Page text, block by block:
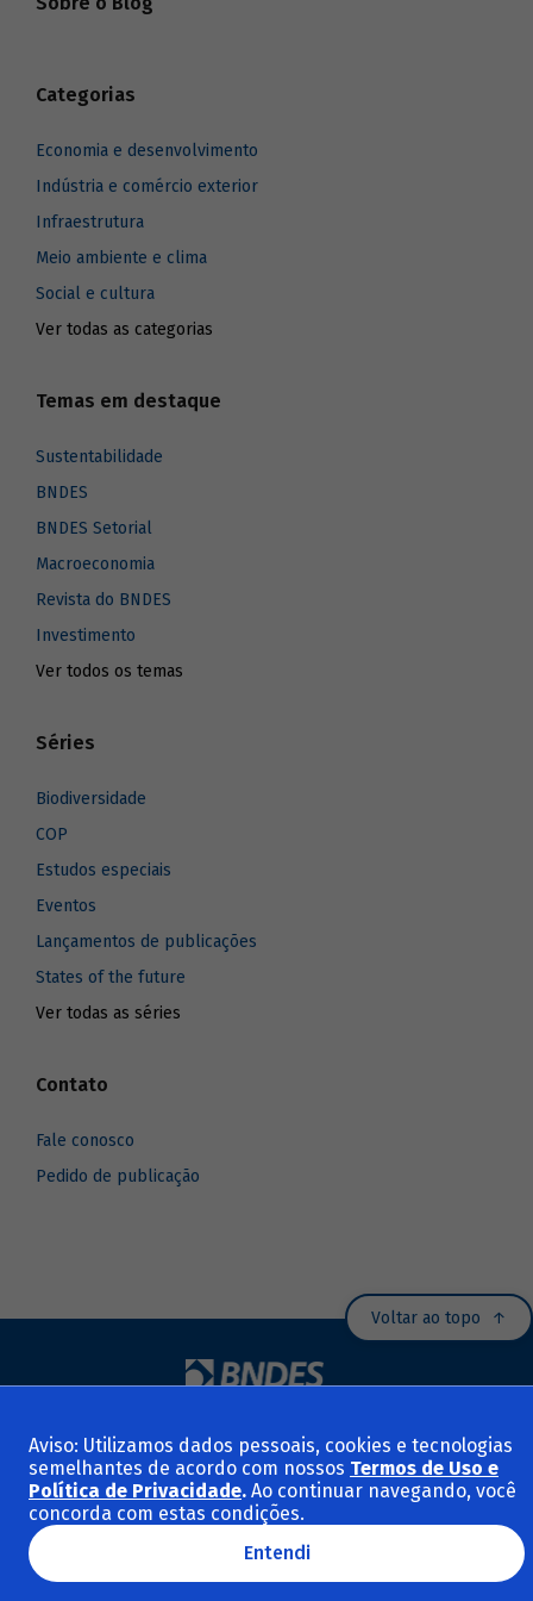
Categorias
Economia e desenvolvimento
Indústria e comércio exterior
Infraestrutura
Meio ambiente e clima
Social e cultura
Ver todas as categorias
Temas em destaque
Sustentabilidade
BNDES
BNDES Setorial
Macroeconomia
Revista do BNDES
Investimento
Ver todos os temas
Séries
Biodiversidade
COP
Estudos especiais
Eventos
Lançamentos de publicações
States of the future
Ver todas as séries
Contato
Fale conosco
Pedido de publicação
Voltar ao topo
Termos de Uso e Políticas
Aviso: Utilizamos dados pessoais, cookies e tecnologias
semelhantes de acordo com nossos Termos de Uso e
Política de Privacidade. Ao continuar navegando, você
concorda com estas condições.
Entendi